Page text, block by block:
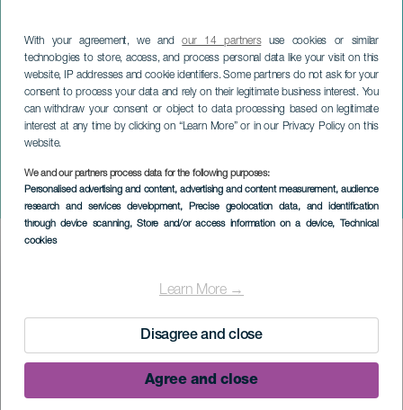
With your agreement, we andour 14 partnersuse cookies or similar
technologies to store, access, and process personal data like your visit on this
website, IP addresses and cookie identifiers. Some partners do not ask for your
consent to process your data and rely on their legitimate business interest. You
can withdraw your consent or object to data processing based on legitimate
interest at any time by clicking on “Learn More” or in our Privacy Policy on this
website.
We and our partners process data for the following purposes:
Personalised advertising and content, advertising and content measurement, audience
research and services development, Precise geolocation data, and identification
through device scanning, Store and/or access information on a device, Technical
cookies
Learn More →
Disagree and close
Agree and close
Wyścig Solidarności w El
Paso
LA PALMA
Imagen